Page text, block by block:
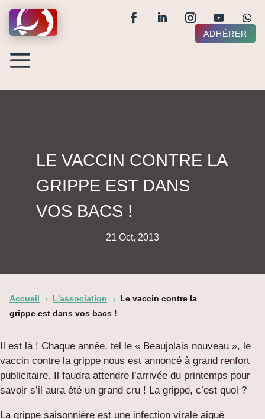
ADHÉRER
LE VACCIN CONTRE LA
GRIPPE EST DANS
VOS BACS !
21 Oct, 2013
Accueil 5 L'association 5
Le vaccin contre la
grippe est dans vos bacs !
Il est là ! Chaque année, tel le « Beaujolais nouveau », le
vaccin contre la grippe nous est annoncé à grand renfort
publicitaire. Il faudra attendre l’arrivée du printemps pour
savoir s’il aura été un grand cru ! La grippe, c’est quoi ?
La grippe saisonnière est une infection virale aiguë